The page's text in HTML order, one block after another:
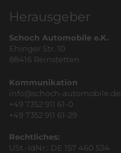
Herausgeber
Schoch Automobile e.K.
Ehinger Str. 10
88416 Reinstetten
Kommunikation
info@schoch-automobile.de
+49 7352 911 61-0
+49 7352 911 61-29
Rechtliches:
USt.-IdNr.: DE 157 460 534